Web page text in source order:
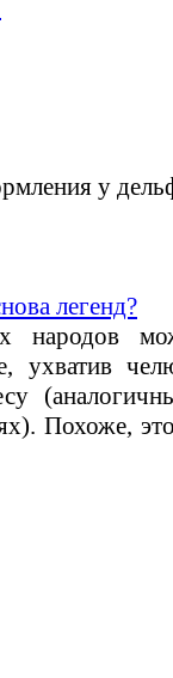
у
легенд?
народов
ухватив
Похоже,